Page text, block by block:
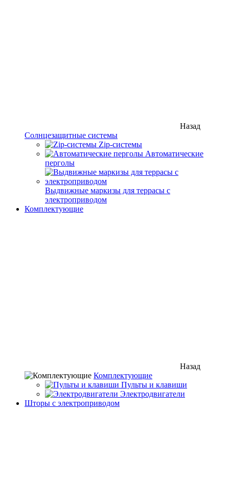
Назад
Солнцезащитные системы
Zip-системы
Автоматические
перголы
Выдвижные маркизы для террасы с
электроприводом
Комплектующие
Назад
Комплектующие
Пульты и клавиши
Электродвигатели
Шторы с электроприводом